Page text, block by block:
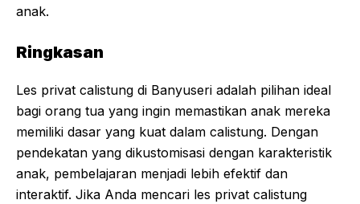
anak.
Ringkasan
Les privat calistung di Banyuseri adalah pilihan ideal
bagi orang tua yang ingin memastikan anak mereka
memiliki dasar yang kuat dalam calistung. Dengan
pendekatan yang dikustomisasi dengan karakteristik
anak, pembelajaran menjadi lebih efektif dan
interaktif. Jika Anda mencari les privat calistung